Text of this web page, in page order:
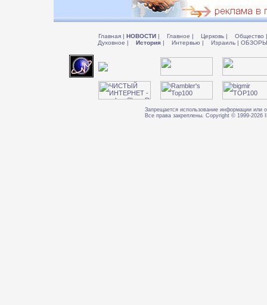
Главная | НОВОСТИ | Главное | Церковь | Общество |
Духовное | История | Интервью | Израиль |
Запрещается использование информации или
Все права закреплены. Copyright © 1999-